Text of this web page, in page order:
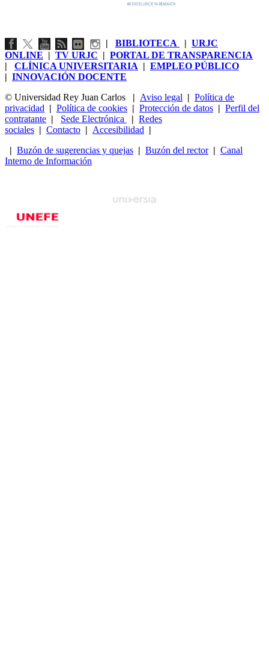
| BIBLIOTECA | URJC
ONLINE | TV URJC | PORTAL DE TRANSPARENCIA
| CLÍNICA UNIVERSITARIA | EMPLEO PÚBLICO
| INNOVACIÓN DOCENTE
© Universidad Rey Juan Carlos
| Aviso legal | Política de
privacidad | Política de cookies | Protección de datos | Perfil del
contratante | Sede Electrónica | Redes
sociales | Contacto | Accesibilidad |
| Buzón de sugerencias y quejas | Buzón del rector| Canal
Interno de Información